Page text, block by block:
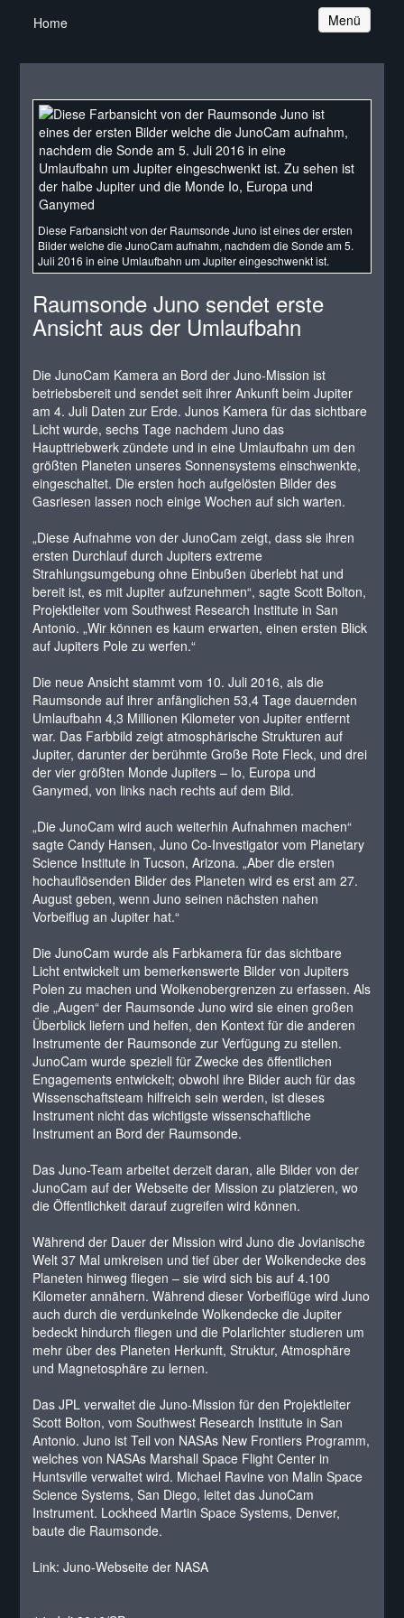
Navigation
Menü
Home
Diese Farbansicht von der Raumsonde Juno ist eines der ersten
Bilder welche die JunoCam aufnahm, nachdem die Sonde am 5.
Juli 2016 in eine Umlaufbahn um Jupiter eingeschwenkt ist.
Raumsonde Juno sendet erste
Ansicht aus der Umlaufbahn
Die JunoCam Kamera an Bord der Juno-Mission ist
betriebsbereit und sendet seit ihrer Ankunft beim Jupiter
am 4. Juli Daten zur Erde. Junos Kamera für das sichtbare
Licht wurde, sechs Tage nachdem Juno das
Haupttriebwerk zündete und in eine Umlaufbahn um den
größten Planeten unseres Sonnensystems einschwenkte,
eingeschaltet. Die ersten hoch aufgelösten Bilder des
Gasriesen lassen noch einige Wochen auf sich warten.
„Diese Aufnahme von der JunoCam zeigt, dass sie ihren
ersten Durchlauf durch Jupiters extreme
Strahlungsumgebung ohne Einbußen überlebt hat und
bereit ist, es mit Jupiter aufzunehmen“, sagte Scott Bolton,
Projektleiter vom Southwest Research Institute in San
Antonio. „Wir können es kaum erwarten, einen ersten Blick
auf Jupiters Pole zu werfen.“
Die neue Ansicht stammt vom 10. Juli 2016, als die
Raumsonde auf ihrer anfänglichen 53,4 Tage dauernden
Umlaufbahn 4,3 Millionen Kilometer von Jupiter entfernt
war. Das Farbbild zeigt atmosphärische Strukturen auf
Jupiter, darunter der berühmte Große Rote Fleck, und drei
der vier größten Monde Jupiters – Io, Europa und
Ganymed, von links nach rechts auf dem Bild.
„Die JunoCam wird auch weiterhin Aufnahmen machen“
sagte Candy Hansen, Juno Co-Investigator vom Planetary
Science Institute in Tucson, Arizona. „Aber die ersten
hochauflösenden Bilder des Planeten wird es erst am 27.
August geben, wenn Juno seinen nächsten nahen
Vorbeiflug an Jupiter hat.“
Die JunoCam wurde als Farbkamera für das sichtbare
Licht entwickelt um bemerkenswerte Bilder von Jupiters
Polen zu machen und Wolkenobergrenzen zu erfassen. Als
die „Augen“ der Raumsonde Juno wird sie einen großen
Überblick liefern und helfen, den Kontext für die anderen
Instrumente der Raumsonde zur Verfügung zu stellen.
JunoCam wurde speziell für Zwecke des öffentlichen
Engagements entwickelt; obwohl ihre Bilder auch für das
Wissenschaftsteam hilfreich sein werden, ist dieses
Instrument nicht das wichtigste wissenschaftliche
Instrument an Bord der Raumsonde.
Das Juno-Team arbeitet derzeit daran, alle Bilder von der
JunoCam auf der Webseite der Mission zu platzieren, wo
die Öffentlichkeit darauf zugreifen wird können.
Während der Dauer der Mission wird Juno die Jovianische
Welt 37 Mal umkreisen und tief über der Wolkendecke des
Planeten hinweg fliegen – sie wird sich bis auf 4.100
Kilometer annähern. Während dieser Vorbeiflüge wird Juno
auch durch die verdunkelnde Wolkendecke die Jupiter
bedeckt hindurch fliegen und die Polarlichter studieren um
mehr über des Planeten Herkunft, Struktur, Atmosphäre
und Magnetosphäre zu lernen.
Das JPL verwaltet die Juno-Mission für den Projektleiter
Scott Bolton, vom Southwest Research Institute in San
Antonio. Juno ist Teil von NASAs New Frontiers Programm,
welches von NASAs Marshall Space Flight Center in
Huntsville verwaltet wird. Michael Ravine von Malin Space
Science Systems, San Diego, leitet das JunoCam
Instrument. Lockheed Martin Space Systems, Denver,
baute die Raumsonde.
Link: Juno-Webseite der NASA